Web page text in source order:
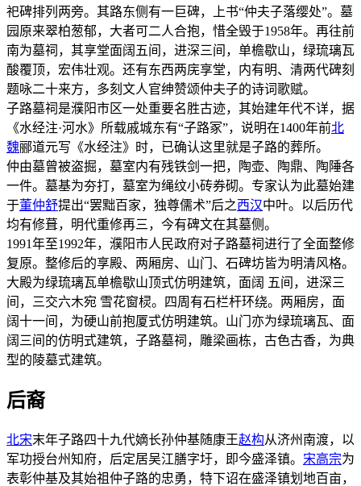
祀碑排列两旁。其路东侧有一巨碑，上书“仲夫子落缨处”。墓
园原来翠柏葱郁，大者可二人合抱，惜全毁于1958年。再往前
南为墓祠，其享堂面阔五间，进深三间，单檐歇山，绿琉璃瓦
酸覆顶，宏伟壮观。还有东西两庑享堂，内有明、清两代碑刻
题咏二十来方，多刻文人官绅赞颂仲夫子的诗词歌赋。
子路墓祠是濮阳市区一处重要名胜古迹，其始建年代不详，据
《水经注·河水》所载戚城东有“子路冢”，说明在1400年前北
魏郦道元写《水经注》时，已确认这里就是子路的葬所。
仲由墓曾被盗掘，墓室内有残铁剑一把，陶壶、陶鼎、陶陲各
一件。墓基为夯打，墓室为绳纹小砖券砌。专家认为此墓始建
于董仲舒提出“罢黜百家，独尊儒术”后之西汉中叶。以后历代
均有修葺，明代重修再三，今有碑文在其墓侧。
1991年至1992年，濮阳市人民政府对子路墓祠进行了全面整修
复原。整修后的享殿、两厢房、山门、石碑坊皆为明清风格。
大殿为绿琉璃瓦单檐歇山顶式仿明建筑，面阔 五间，进深三
间，三交六木宛 雪花窗棂。四周有石栏杆环绕。两厢房，面
阔十一间，为硬山前抱厦式仿明建筑。山门亦为绿琉璃瓦、面
阔三间的仿明式建筑，子路墓祠，雕梁画栋，古色古香，为典
型的陵墓式建筑。
后裔
北宋末年子路四十九代嫡长孙仲基随康王赵构从济州南渡，以
军功授台州知府，后定居吴江膳字圩，即今盛泽镇。 宋高宗为
表彰仲基及其始祖仲子路的忠勇，特下诏在盛泽镇划地百亩，